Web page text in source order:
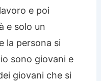
e poi
e solo un
la persona si
sono giovani e
giovani che si